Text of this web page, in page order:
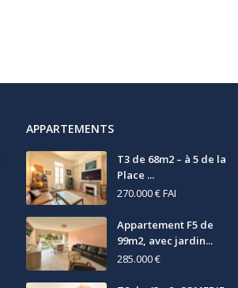
APPARTEMENTS
T3 de 68m2 – à 5 de la
Place ...
270.000 €FAI
Appartement F5 de
99m2, avec jardin...
285.000 €